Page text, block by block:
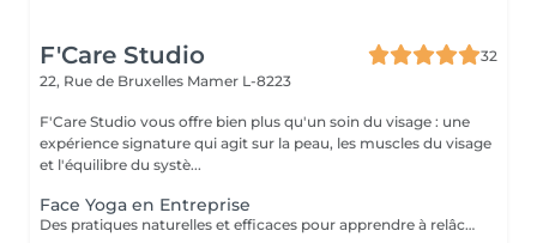
F'Care Studio
32
22, Rue de Bruxelles Mamer L-8223
F'Care Studio vous offre bien plus qu'un soin du visage : une
expérience signature qui agit sur la peau, les muscles du visage
et l'équilibre du systè...
Face Yoga en Entreprise
Des pratiques naturelles et efficaces pour apprendre à relâcher les tensions musculaires accumulées au cours de la journée, corriger la posture et défatiguer le regard. En associant la respiration aux exercices, le yoga du visage favorise la relaxation et la concentration mentale. Le Yoga du visage apporte une prise de conscience. C'est une boîte à outils dans laquelle chacun peut piocher l'outil qui répondra à son besoin au moment précis que ce soit un exercice, un automassage, un point d'acupression, le taping. C'est un véritable allié dans la prise en charge du bien-être de vos employés au quotidien ! Ce cours est pratiqué sur place, pour des groupes de 15 personnes maximum et ne nécessite aucun changement de tenue.